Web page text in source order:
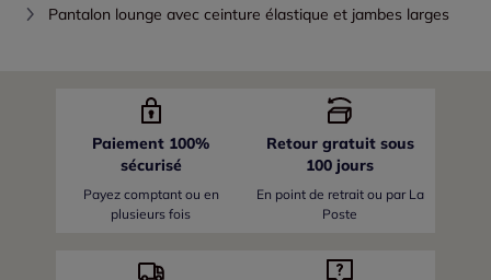
Pantalon lounge avec ceinture élastique et jambes larges
Paiement 100%
sécurisé
Payez comptant ou en
plusieurs fois
Retour gratuit sous
100 jours
En point de retrait ou par La
Poste